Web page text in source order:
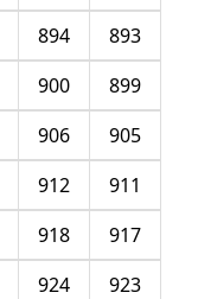
893
894
899
900
905
906
911
912
917
918
923
924